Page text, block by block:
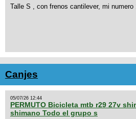
Talle S , con frenos cantilever, mi numero
Canjes
05/07/26 12:44
PERMUTO Bicicleta mtb r29 27v
shimano Todo el grupo s